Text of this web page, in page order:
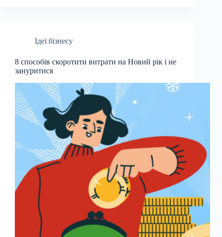
Ідеї бізнесу
8 способів скоротити витрати на Новий рік і не
зануритися